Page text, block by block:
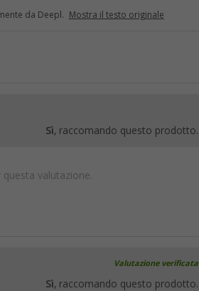
da Deepl. Mostra il testo originale
Sì, raccomando questo prodotto.
valutazione.
Valutazione verificata
Sì, raccomando questo prodotto.